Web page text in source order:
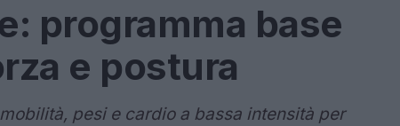
programma base
e postura
pesi e cardio a bassa intensità per